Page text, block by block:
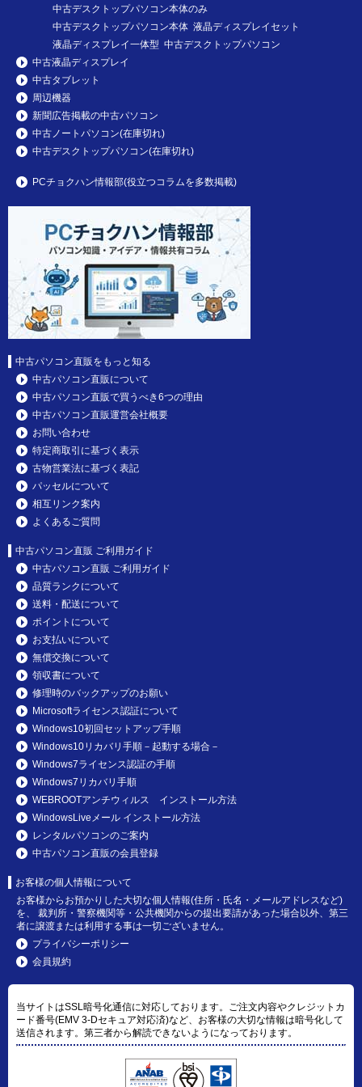
中古デスクトップパソコン本体のみ
中古デスクトップパソコン本体 液晶ディスプレイセット
液晶ディスプレイ一体型 中古デスクトップパソコン
中古液晶ディスプレイ
中古タブレット
周辺機器
新聞広告掲載の中古パソコン
中古ノートパソコン(在庫切れ)
中古デスクトップパソコン(在庫切れ)
PCチョクハン情報部(役立つコラムを多数掲載)
中古パソコン直販をもっと知る
中古パソコン直販について
中古パソコン直販で買うべき6つの理由
中古パソコン直販運営会社概要
お問い合わせ
特定商取引に基づく表示
古物営業法に基づく表記
パッセルについて
相互リンク案内
よくあるご質問
中古パソコン直販 ご利用ガイド
中古パソコン直販 ご利用ガイド
品質ランクについて
送料・配送について
ポイントについて
お支払いについて
無償交換について
領収書について
修理時のバックアップのお願い
Microsoftライセンス認証について
Windows10初回セットアップ手順
Windows10リカバリ手順－起動する場合－
Windows7ライセンス認証の手順
Windows7リカバリ手順
WEBROOTアンチウィルス インストール方法
WindowsLiveメール インストール方法
レンタルパソコンのご案内
中古パソコン直販の会員登録
お客様の個人情報について
お客様からお預かりした大切な個人情報(住所・氏名・メールアドレスなど)
を、 裁判所・警察機関等・公共機関からの提出要請があった場合以外、第三
者に譲渡または利用する事は一切ございません。
プライバシーポリシー
会員規約
当サイトはSSL暗号化通信に対応しております。ご注文内容やクレジットカ
ード番号(EMV 3-Dセキュア対応済)など、お客様の大切な情報は暗号化して
送信されます。第三者から解読できないようになっております。